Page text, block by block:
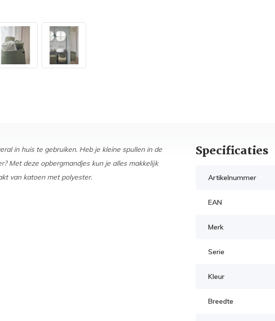
in huis te gebruiken. Heb je kleine spullen in de
Met deze opbergmandjes kun je alles makkelijk
van katoen met polyester.
Specificaties
Artikelnummer
EAN
Merk
Serie
Kleur
Breedte